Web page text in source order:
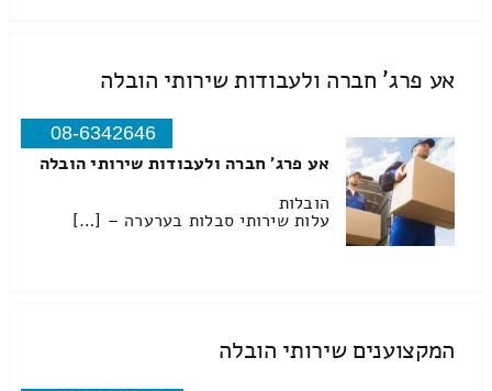
אע פרג' חברה ולעבודות שירותי הובלה
08-6342646
אע פרג' חברה ולעבודות שירותי הובלה
הובלות
עלות שירותי סבלות בערערה – […]
המקצוענים שירותי הובלה